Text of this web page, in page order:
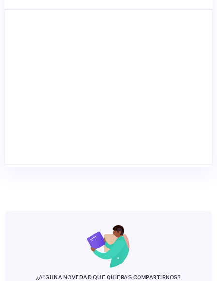
¿ALGUNA NOVEDAD QUE QUIERAS COMPARTIRNOS?